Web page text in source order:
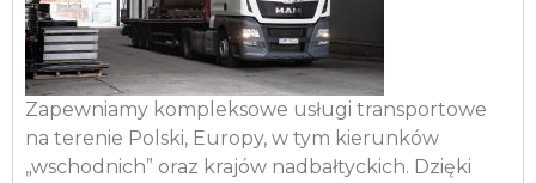
Zapewniamy kompleksowe usługi transportowe
na terenie Polski, Europy, w tym kierunków
„wschodnich” oraz krajów nadbałtyckich. Dzięki